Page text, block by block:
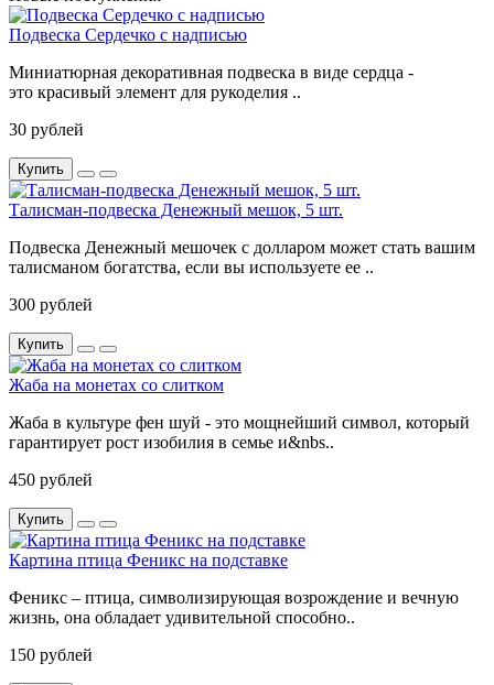
Подвеска Сердечко с надписью
Миниатюрная декоративная подвеска в виде сердца -
это красивый элемент для рукоделия ..
30 рублей
Купить
Талисман-подвеска Денежный мешок, 5 шт.
Подвеска Денежный мешочек с долларом может стать вашим
талисманом богатства, если вы используете ее ..
300 рублей
Купить
Жаба на монетах со слитком
Жаба в культуре фен шуй - это мощнейший символ, который
гарантирует рост изобилия в семье и&nbs..
450 рублей
Купить
Картина птица Феникс на подставке
Феникс – птица, символизирующая возрождение и вечную
жизнь, она обладает удивительной способно..
150 рублей